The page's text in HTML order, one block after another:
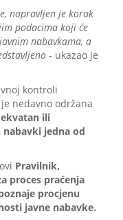
napravljen je korak
podacima koji će
nabavkama, a
- ukazao je
kontroli
nedavno održana
ili
jedna od
Pravilnik,
proces praćenja
procjenu
javne nabavke.